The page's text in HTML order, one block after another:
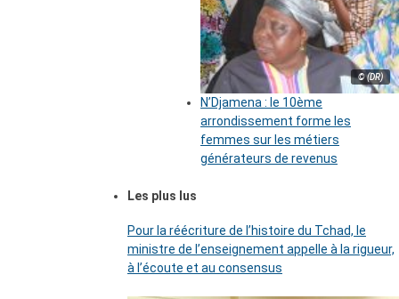
© (DR)
N’Djamena : le 10ème
arrondissement forme les
femmes sur les métiers
générateurs de revenus
Les plus lus
Pour la réécriture de l’histoire du Tchad, le
ministre de l’enseignement appelle à la rigueur,
à l’écoute et au consensus